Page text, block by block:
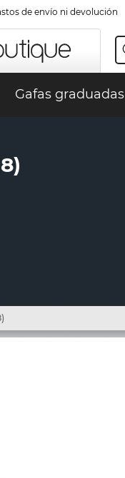
de envío ni devolución
Gafas graduadas